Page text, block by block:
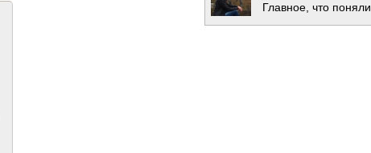
Главное, что поняли.